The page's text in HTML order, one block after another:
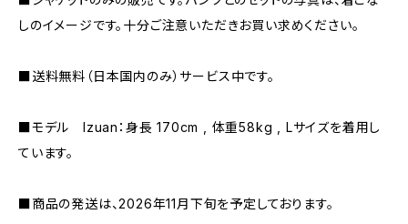
しのイメージです。十分ご注意いただきお買い求めください。
■送料無料（日本国内のみ）サービス中です。
■モデル Izuan：身長 170cm , 体重58kg , Lサイズを着用し
ています。
■商品の発送は、2026年11月下旬を予定しております。